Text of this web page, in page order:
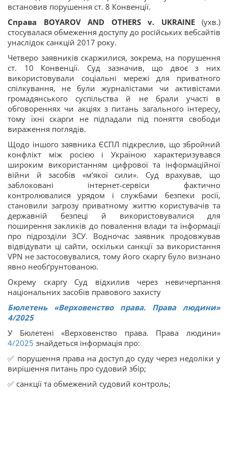
встановив порушення ст. 8 Конвенції.
Справа BOYAROV AND OTHERS v. UKRAINE(ухв.)
стосувалася обмеження доступу до російських вебсайтів
унаслідок санкцій 2017 року.
Четверо заявників скаржилися, зокрема, на порушення
ст. 10 Конвенції. Суд зазначив, що двоє з них
використовували соціальні мережі для приватного
спілкування, не були журналістами чи активістами
громадянського суспільства й не брали участі в
обговореннях чи акціях з питань загального інтересу,
тому їхні скарги не підпадали під поняття свободи
вираження поглядів.
Щодо іншого заявника ЄСПЛ підкреслив, що збройний
конфлікт між росією і Україною характеризувався
широким використанням цифрової та інформаційної
війни й засобів «м’якої сили». Суд врахував, що
заблоковані інтернет-сервіси фактично
контролювалися урядом і службами безпеки росії,
становили загрозу приватному життю користувачів та
державній безпеці й використовувалися для
поширення закликів до повалення влади та інформації
про підрозділи ЗСУ. Водночас заявник продовжував
відвідувати ці сайти, оскільки санкції за використання
VPN не застосовувалися, тому його скаргу було визнано
явно необґрунтованою.
Окрему скаргу Суд відхилив через невичерпання
національних засобів правового захисту
Бюлетень «Верховенство права. Права людини»
4/2025
У Бюлетені «Верховенство права. Права людини»
4/2025 знайдеться інформація про:
✅ порушення права на доступ до суду через недоліки у
вирішення питань про судовий збір;
✅ санкції та обмежений судовий контроль;